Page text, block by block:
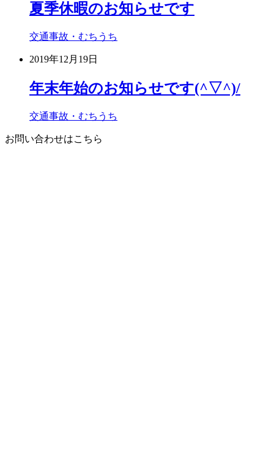
夏季休暇のお知らせです
交通事故・むちうち
2019年12月19日
年末年始のお知らせです(^▽^)/
交通事故・むちうち
お問い合わせはこちら